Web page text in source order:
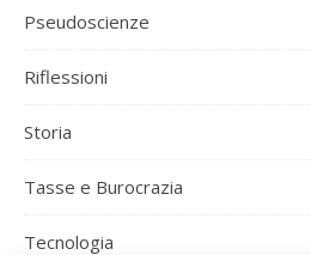
Pseudoscienze
Riflessioni
Storia
Tasse e Burocrazia
Tecnologia